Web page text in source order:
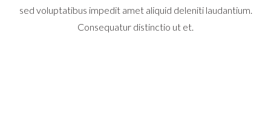
sed voluptatibus impedit amet aliquid deleniti laudantium.
Consequatur distinctio ut et.